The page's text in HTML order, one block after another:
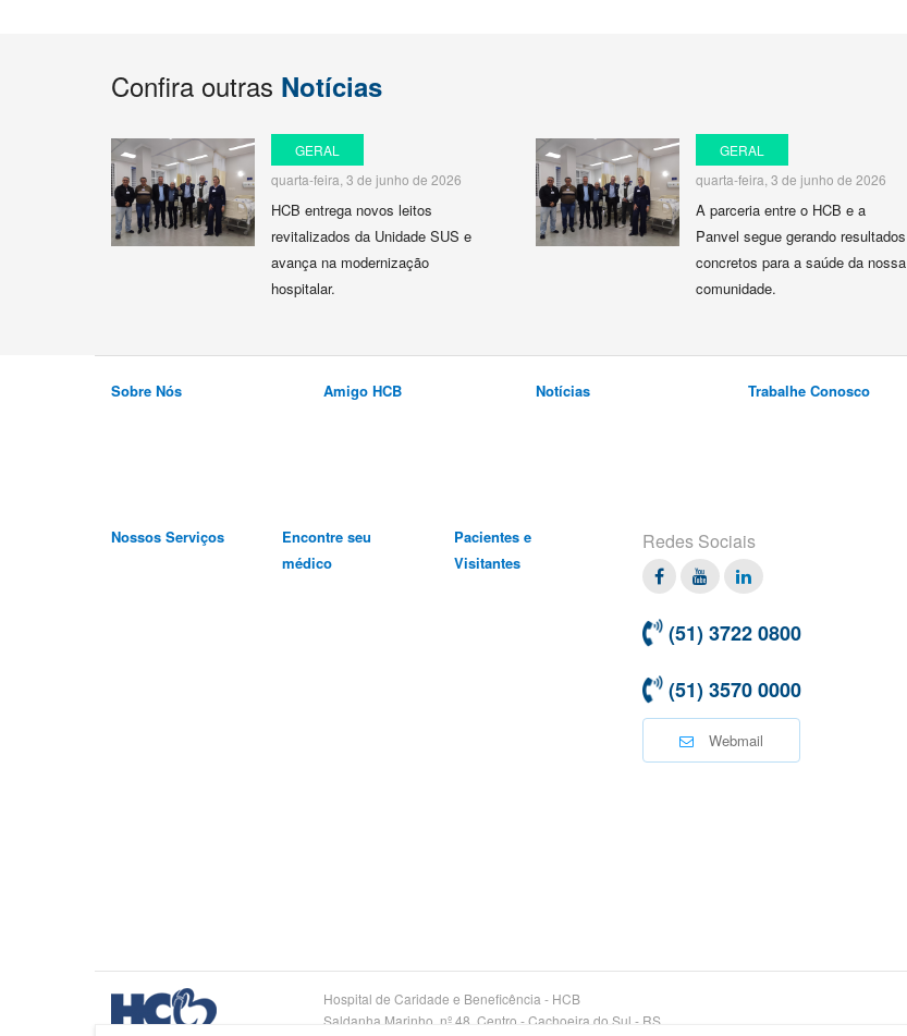
Confira outras Notícias
GERAL
quarta-feira, 3 de junho de 2026
HCB entrega novos leitos
revitalizados da Unidade SUS e
avança na modernização
hospitalar.
GERAL
quarta-feira, 3 de junho de 2026
A parceria entre o HCB e a
Panvel segue gerando resultados
concretos para a saúde da nossa
comunidade.
Sobre Nós Amigo HCB Notícias Trabalhe Conosco
Nossos Serviços
Encontre seu
médico
Pacientes e
Visitantes
Redes Sociais
Facebook
TwitterLinkedin
(51) 3722 0800
(51) 3570 0000
Webmail
Logo
HCB
Hospital de Caridade e Beneficência - HCB
Saldanha Marinho, nº 48, Centro - Cachoeira do Sul - RS